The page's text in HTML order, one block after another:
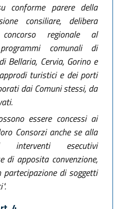
conforme parere della
consiliare, delibera
regionale al
comunali di
Bellaria, Cervia, Gorino e
turistici e dei porti
dai Comuni stessi, da
essere concessi ai
Consorzi anche se alla
interventi esecutivi
di apposita convenzione,
di soggetti